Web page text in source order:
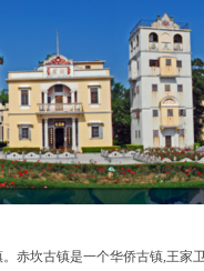
赤坎古镇是一个华侨古镇,王家